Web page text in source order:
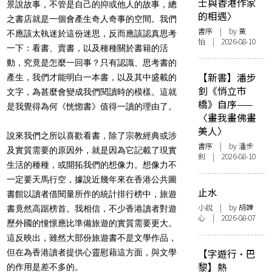
景說故事，不管是自己的抑或他人的故事，總
之書店就是一個會產生奇人奇事的空間。我們
不應該太執迷於這份迷思，反而應該認真思考
一下：看書、賣書，以及種種關於書籍的活
動，究竟是怎麼一回事？只有認識、思考書的
產生，我們才能明白一本書，以及其中盛載的
文字，為甚麼會變成我們閱讀時的模樣。這就
是我覺得為何《恍惚書》值得一讀的理由了。
說來我們之所以喜歡看書，除了宗教經典或涉
及實質需要的原因外，就是因為它記載了現實
生活的種種，或開拓我們的想像力。想像力不
一定要天馬行空，據說近幾年來在香港公共圖
書館以讀者借閱量所作的統計排行榜中，旅遊
書竟然高踞榜首。我相信，不少香港讀者對遊
歷外國的憧憬應比準備旅遊的實質需要更大。
這反映出，雖然大部份旅遊書不是文學作品，
但在為香港讀者提供心靈慰藉這方面，與文學
的作用是差不多的。
士與香港作家
的相遇〉
書序 | by 黃
怡 | 2026-08-10
【新書】潘步
釗《悄立市
橋》自序——
〈畫我畫佛畫
美人〉
書序 | by潘步
釗 | 2026-08-10
止水
小說 | by 胡韡
心 | 2026-08-07
【字遊行·巴
黎】熱